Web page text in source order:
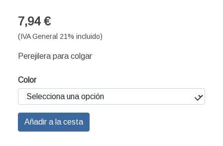
7,94 €
(IVA General 21% incluido)
Perejilera para colgar
Color
Añadir a la cesta